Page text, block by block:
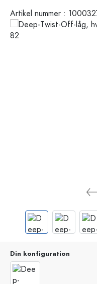
Artikel nummer :
Din konfiguration